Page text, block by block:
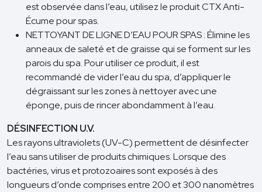
est observée dans l’eau, utilisez le produit CTX Anti-
Écume pour spas.
NETTOYANT DE LIGNE D’EAU POUR SPAS : Élimine les
anneaux de saleté et de graisse qui se forment sur les
parois du spa. Pour utiliser ce produit, il est
recommandé de vider l’eau du spa, d’appliquer le
dégraissant sur les zones à nettoyer avec une
éponge, puis de rincer abondamment à l’eau.
DÉSINFECTION U.V.
Les rayons ultraviolets (UV-C) permettent de désinfecter
l’eau sans utiliser de produits chimiques. Lorsque des
bactéries, virus et protozoaires sont exposés à des
longueurs d’onde comprises entre 200 et 300 nanomètres